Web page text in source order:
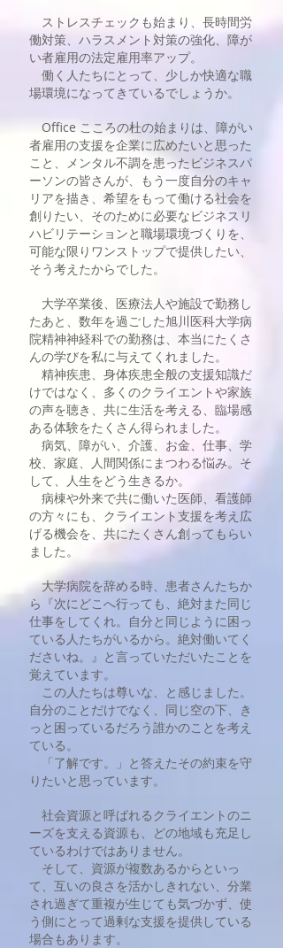
ストレスチェックも始まり、長時間労
働対策、ハラスメント対策の強化、障が
い者雇用の法定雇用率アップ。
働く人たちにとって、少しか快適な職
場環境になってきているでしょうか。
Office こころの杜の始まりは、障がい
者雇用の支援を企業に広めたいと思った
こと、メンタル不調を患ったビジネスパ
ーソンの皆さんが、もう一度自分のキャ
リアを描き、希望をもって働ける社会を
創りたい、そのために必要なビジネスリ
ハビリテーションと職場環境づくりを、
可能な限りワンストップで提供したい、
そう考えたからでした。
大学卒業後、医療法人や施設で勤務し
たあと、数年を過ごした旭川医科大学病
院精神神経科での勤務は、本当にたくさ
んの学びを私に与えてくれました。
精神疾患、身体疾患全般の支援知識だ
けではなく、多くのクライエントや家族
の声を聴き、共に生活を考える、臨場感
ある体験をたくさん得られました。
病気、障がい、介護、お金、仕事、学
校、家庭、人間関係にまつわる悩み。そ
して、人生をどう生きるか。
病棟や外来で共に働いた医師、看護師
の方々にも、クライエント支援を考え広
げる機会を、共にたくさん創ってもらい
ました。
大学病院を辞める時、患者さんたちか
ら『次にどこへ行っても、絶対また同じ
仕事をしてくれ。自分と同じように困っ
ている人たちがいるから。絶対働いてく
ださいね。』と言っていただいたことを
覚えています。
この人たちは尊いな、と感じました。
自分のことだけでなく、同じ空の下、き
っと困っているだろう誰かのことを考え
ている。
「了解です。」と答えたその約束を守
りたいと思っています。
社会資源と呼ばれるクライエントのニ
ーズを支える資源も、どの地域も充足し
ているわけではありません。
そして、資源が複数あるからといっ
て、互いの良さを活かしきれない、分業
され過ぎて重複が生じても気づかず、使
う側にとって過剰な支援を提供している
場合もあります。